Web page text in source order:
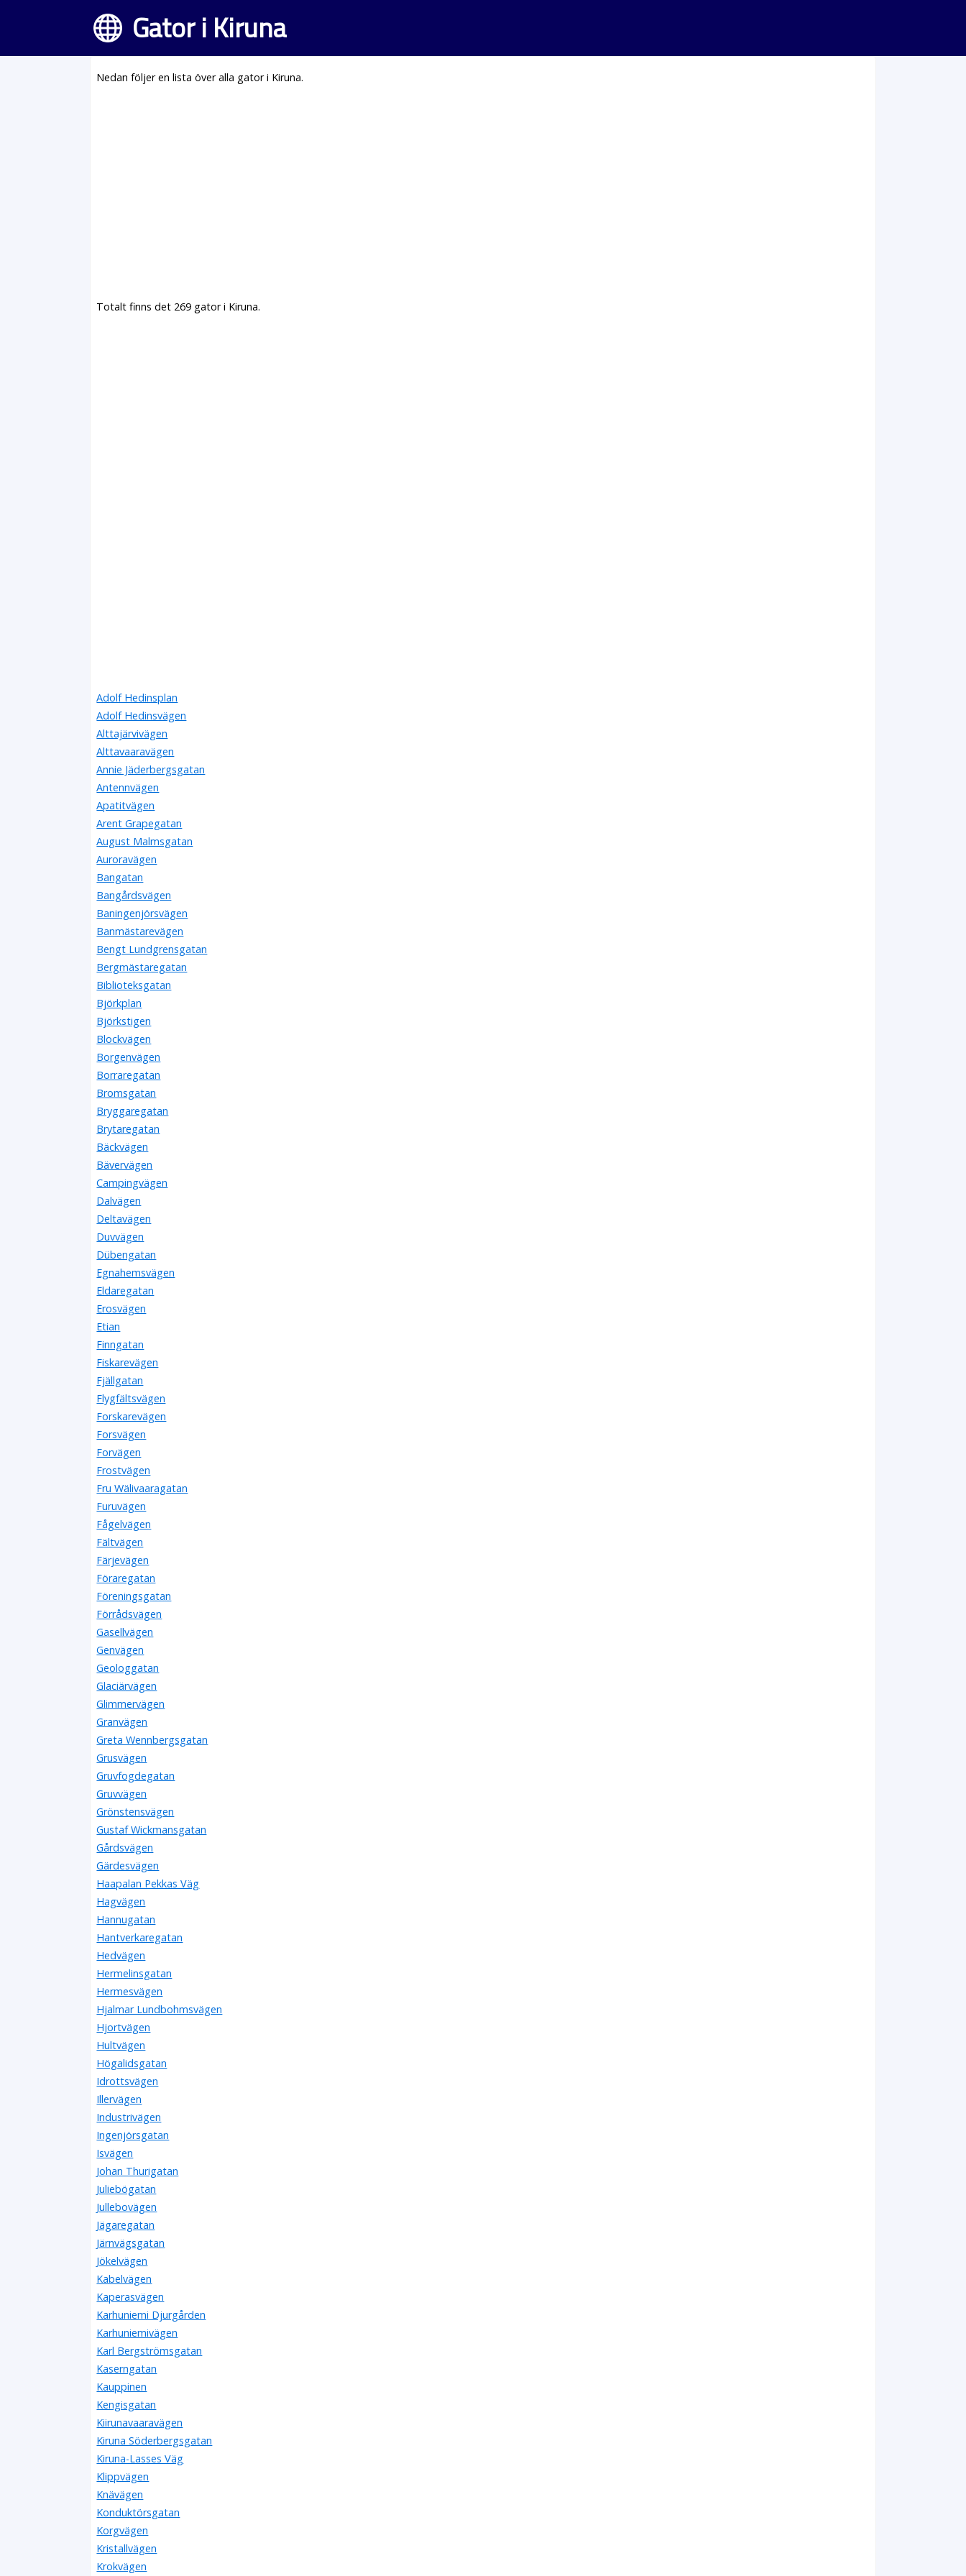
Gator i Kiruna
Nedan följer en lista över alla gator i Kiruna.
Totalt finns det 269 gator i Kiruna.
Adolf Hedinsplan
Adolf Hedinsvägen
Alttajärvivägen
Alttavaaravägen
Annie Jäderbergsgatan
Antennvägen
Apatitvägen
Arent Grapegatan
August Malmsgatan
Auroravägen
Bangatan
Bangårdsvägen
Baningenjörsvägen
Banmästarevägen
Bengt Lundgrensgatan
Bergmästaregatan
Biblioteksgatan
Björkplan
Björkstigen
Blockvägen
Borgenvägen
Borraregatan
Bromsgatan
Bryggaregatan
Brytaregatan
Bäckvägen
Bävervägen
Campingvägen
Dalvägen
Deltavägen
Duvvägen
Dübengatan
Egnahemsvägen
Eldaregatan
Erosvägen
Etian
Finngatan
Fiskarevägen
Fjällgatan
Flygfältsvägen
Forskarevägen
Forsvägen
Forvägen
Frostvägen
Fru Wälivaaragatan
Furuvägen
Fågelvägen
Fältvägen
Färjevägen
Föraregatan
Föreningsgatan
Förrådsvägen
Gasellvägen
Genvägen
Geologgatan
Glaciärvägen
Glimmervägen
Granvägen
Greta Wennbergsgatan
Grusvägen
Gruvfogdegatan
Gruvvägen
Grönstensvägen
Gustaf Wickmansgatan
Gårdsvägen
Gärdesvägen
Haapalan Pekkas Väg
Hagvägen
Hannugatan
Hantverkaregatan
Hedvägen
Hermelinsgatan
Hermesvägen
Hjalmar Lundbohmsvägen
Hjortvägen
Hultvägen
Högalidsgatan
Idrottsvägen
Illervägen
Industrivägen
Ingenjörsgatan
Isvägen
Johan Thurigatan
Juliebögatan
Jullebovägen
Jägaregatan
Järnvägsgatan
Jökelvägen
Kabelvägen
Kaperasvägen
Karhuniemi Djurgården
Karhuniemivägen
Karl Bergströmsgatan
Kaserngatan
Kauppinen
Kengisgatan
Kiirunavaaravägen
Kiruna Söderbergsgatan
Kiruna-Lasses Väg
Klippvägen
Knävägen
Konduktörsgatan
Korgvägen
Kristallvägen
Krokvägen